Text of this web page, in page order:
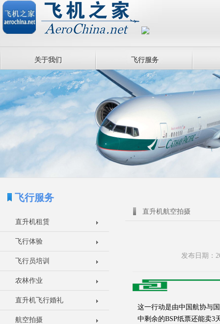
关于我们 飞行服务
飞行服务
直升机租赁
飞行体验
飞行员培训
农林作业
直升机飞行婚礼
航空拍摄
直升机航空拍摄
发布日期：
这一行动是由中国航协与
中剩余的BSP纸票还能卖3